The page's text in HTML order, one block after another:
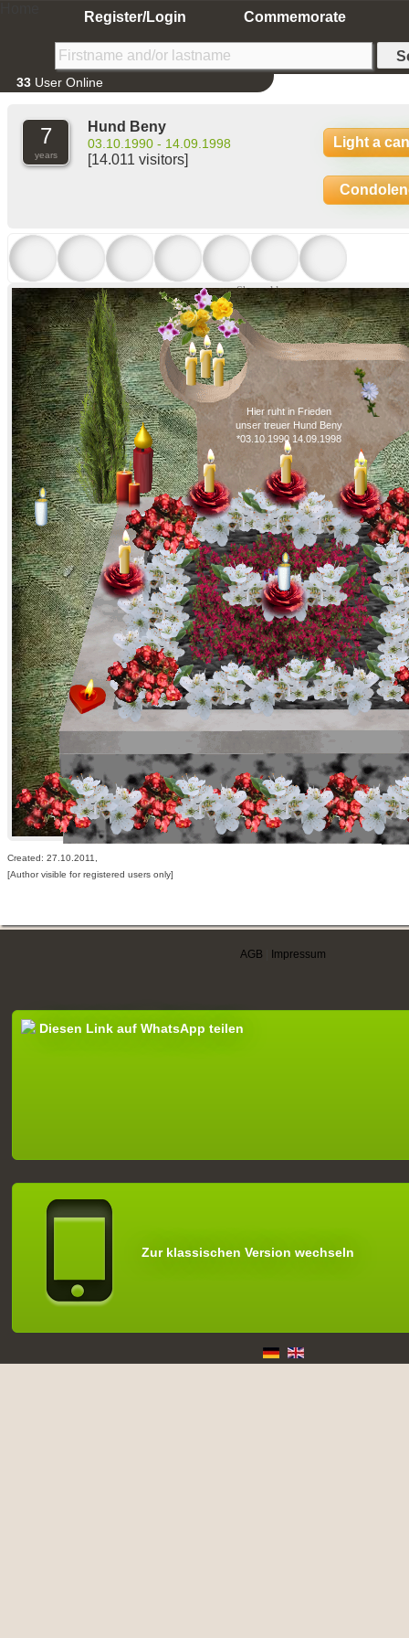
Register/Login Commemorate
33 User Online
7
years
Hund Beny
03.10.1990 - 14.09.1998
[14.011 visitors]
Light a
Show older
Hier ruht in Frieden
unser treuer Hund Beny
*03.10.1990 14.09.1998
Created: 27.10.2011,
[Author visible for registered users only]
AGB Impressum
Diesen Link auf WhatsApp teilen
Zur klassischen Version wechseln